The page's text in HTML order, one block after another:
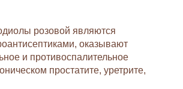
розовой являются
оказывают
и противоспалительное
простатите, уретрите,